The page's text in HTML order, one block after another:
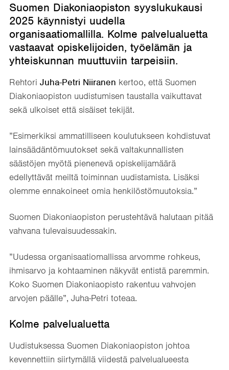
Suomen Diakoniaopiston syyslukukausi
2025 käynnistyi uudella
organisaatiomallilla. Kolme palvelualuetta
vastaavat opiskelijoiden, työelämän ja
yhteiskunnan muuttuviin tarpeisiin.
Rehtori Juha-Petri Niiranen kertoo, että Suomen
Diakoniaopiston uudistumisen taustalla vaikuttavat
sekä ulkoiset että sisäiset tekijät.
”Esimerkiksi ammatilliseen koulutukseen kohdistuvat
lainsäädäntömuutokset sekä valtakunnallisten
säästöjen myötä pienenevä opiskelijamäärä
edellyttävät meiltä toiminnan uudistamista. Lisäksi
olemme ennakoineet omia henkilöstömuutoksia.”
Suomen Diakoniaopiston perustehtävä halutaan pitää
vahvana tulevaisuudessakin.
”Uudessa organisaatiomallissa arvomme rohkeus,
ihmisarvo ja kohtaaminen näkyvät entistä paremmin.
Koko Suomen Diakoniaopisto rakentuu vahvojen
arvojen päälle”, Juha-Petri toteaa.
Kolme palvelualuetta
Uudistuksessa Suomen Diakoniaopiston johtoa
kevennettiin siirtymällä viidestä palvelualueesta